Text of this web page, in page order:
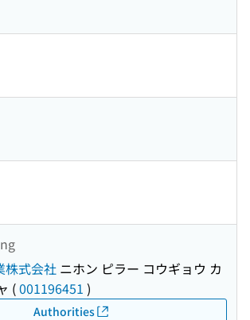
株式会社 ニホン ピラー コウギョウ カ
(001196451 )
Authorities